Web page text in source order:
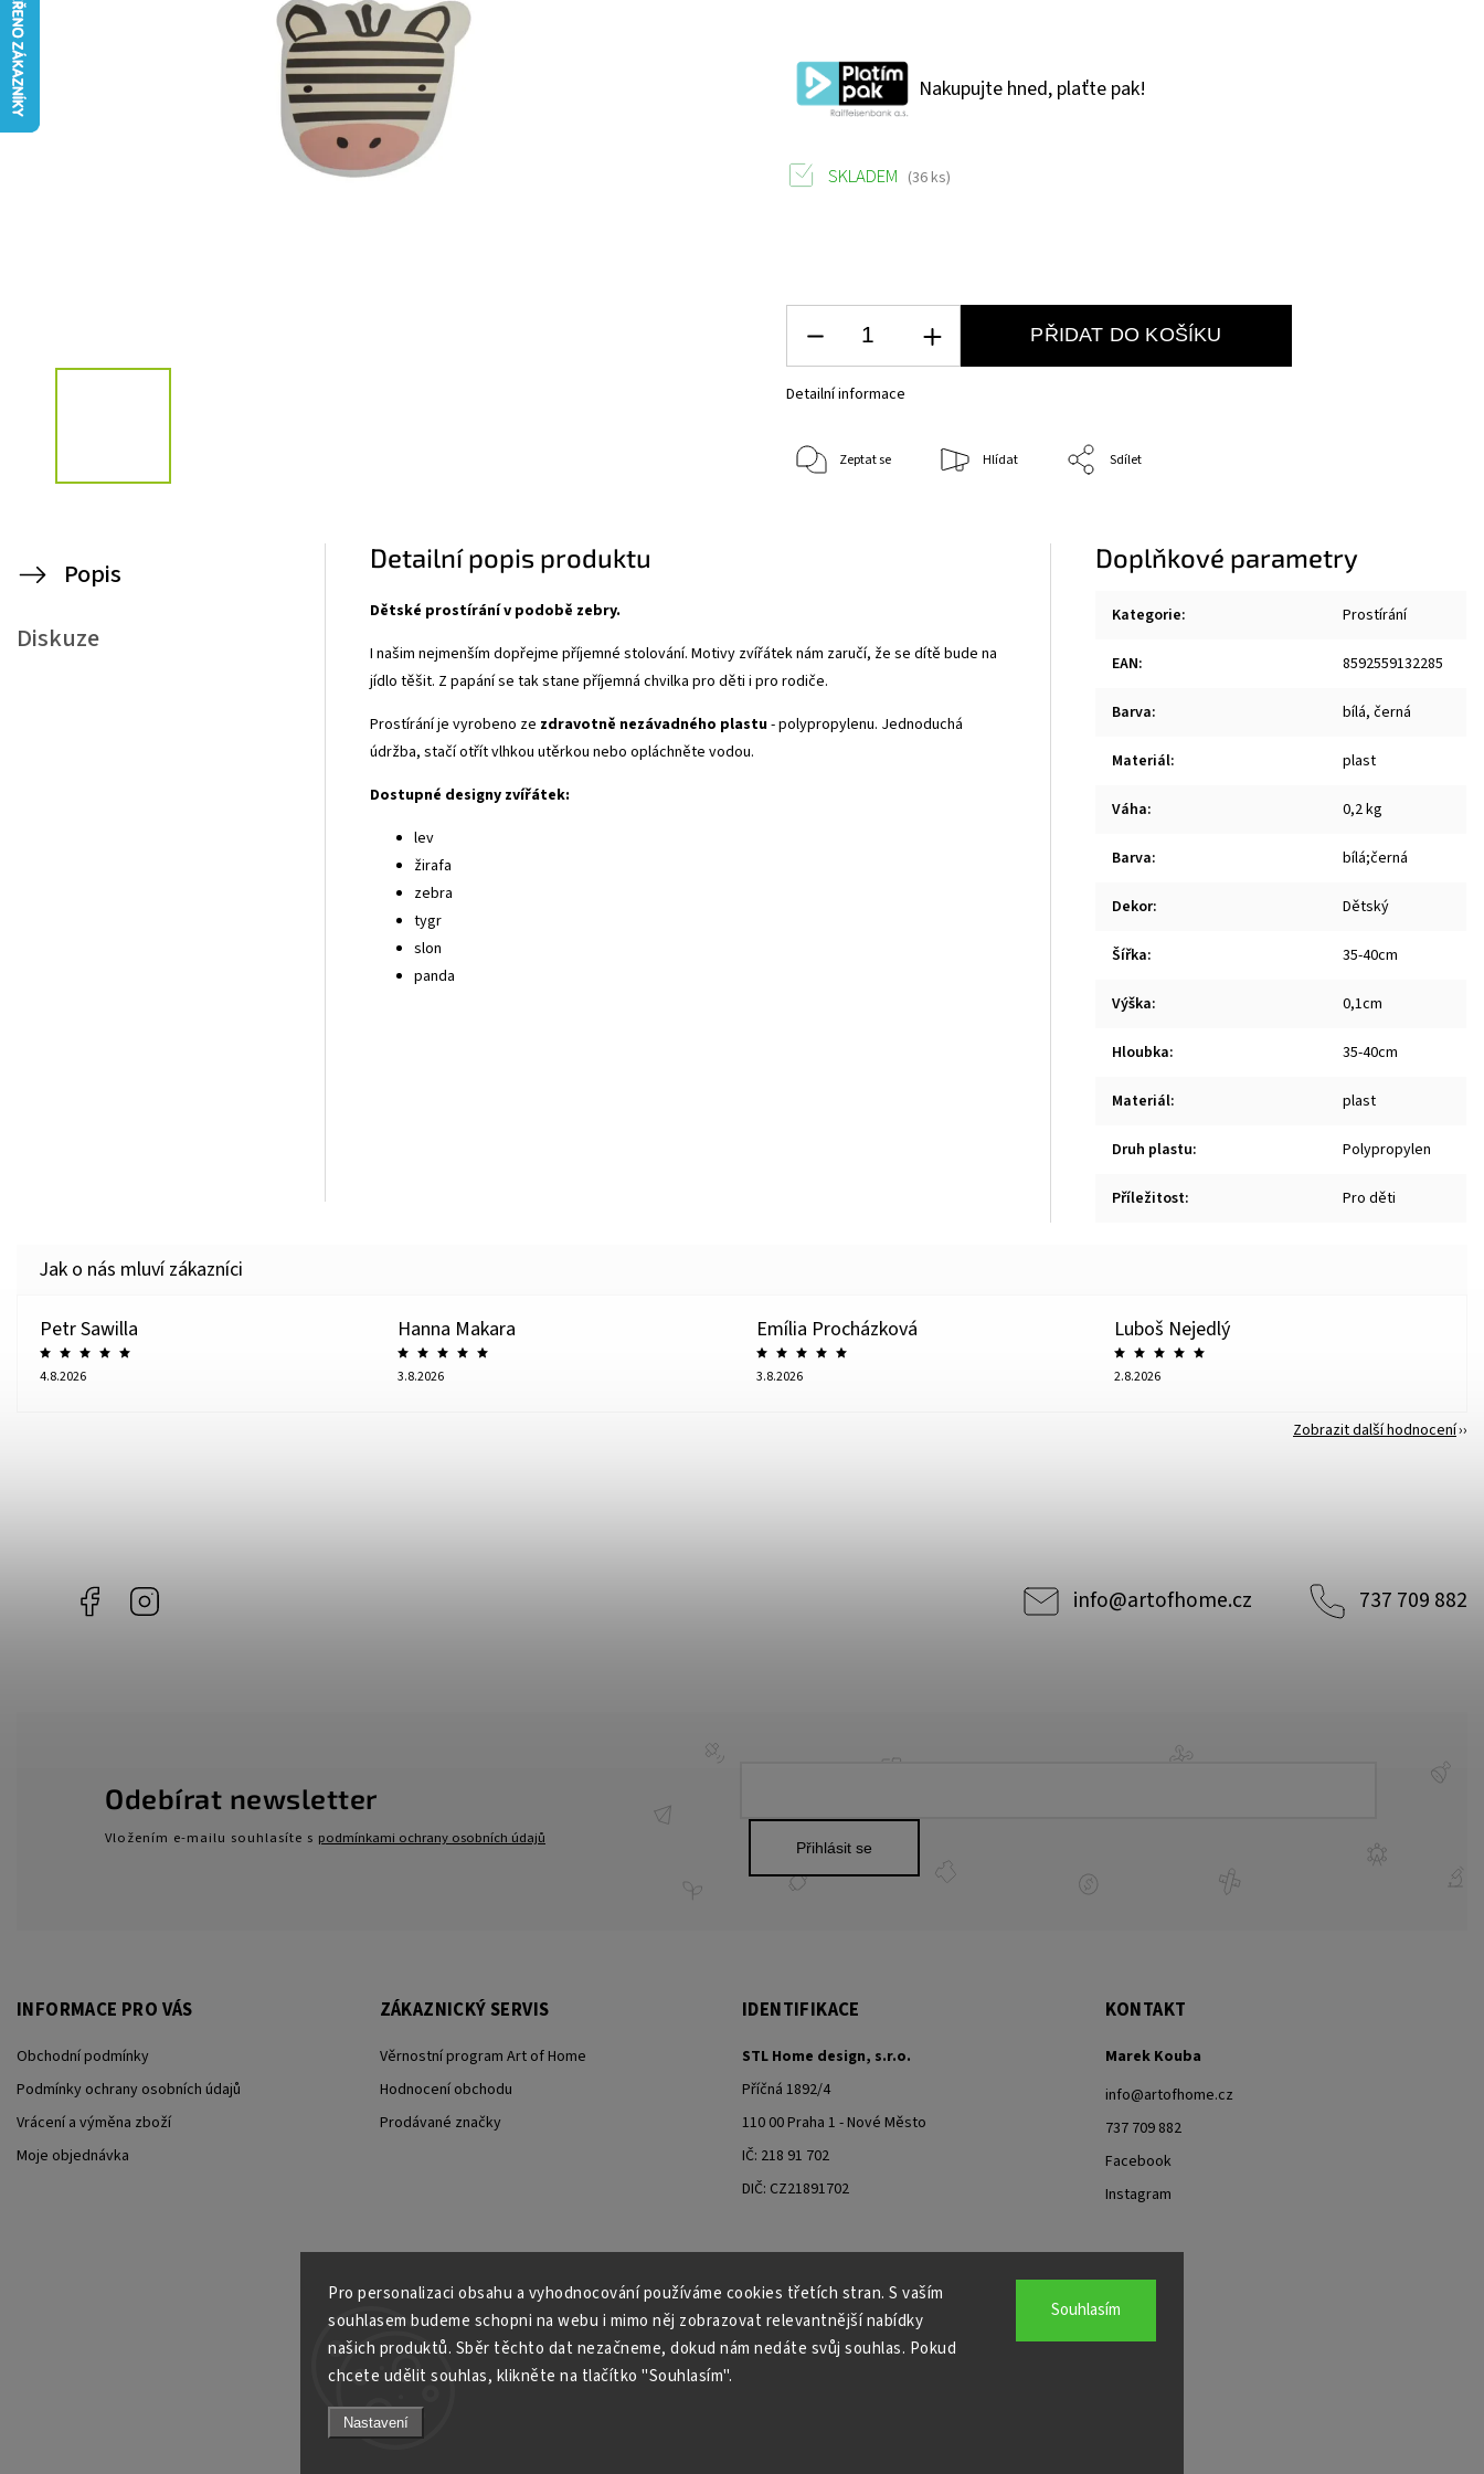
Pro personalizaci obsahu a vyhodnocování používáme cookies třetích stran. S vaším
souhlasem budeme schopni na webu i mimo něj zobrazovat relevantnější nabídky
našich produktů. Sběr těchto dat nezačneme, dokud nám nedáte svůj souhlas. Pokud
chcete udělit souhlas, klikněte na tlačítko "Souhlasím".
Nastavení
Souhlasím
Nakupujte hned, plaťte pak!
SKLADEM (36 ks)
PŘIDAT DO KOŠÍKU
Detailní informace
Zeptat se Hlídat Sdílet
Popis
Diskuze
Detailní popis produktu
Dětské prostírání v podobě zebry.
I našim nejmenším dopřejme příjemné stolování. Motivy zvířátek nám zaručí, že se dítě bude na
jídlo těšit. Z papání se tak stane příjemná chvilka pro děti i pro rodiče.
Prostírání je vyrobeno ze zdravotně nezávadného plastu- polypropylenu. Jednoduchá
údržba, stačí otřít vlhkou utěrkou nebo opláchněte vodou.
Dostupné designy zvířátek:
lev
žirafa
zebra
tygr
slon
panda
Doplňkové parametry
Kategorie: Prostírání
EAN: 8592559132285
Barva: bílá, černá
Materiál: plast
Váha: 0,2 kg
Barva: bílá;černá
Dekor: Dětský
Šířka: 35-40cm
Výška: 0,1cm
Hloubka: 35-40cm
Materiál: plast
Druh plastu: Polypropylen
Příležitost: Pro děti
Petr Sawilla
4.8.2026
Hanna Makara
3.8.2026
Emília Procházková
3.8.2026
Luboš Nejedlý
2.8.2026
Zobrazit další hodnocení
Facebook info@artofhome.cz 737 709 882
Odebírat newsletter
Vložením e-mailu souhlasíte s podmínkami ochrany osobních údajů
Přihlásit se
INFORMACE PRO VÁS
Obchodní podmínky
Podmínky ochrany osobních údajů
Vrácení a výměna zboží
Moje objednávka
ZÁKAZNICKÝ SERVIS
Věrnostní program Art of Home
Hodnocení obchodu
Prodávané značky
IDENTIFIKACE
STL Home design, s.r.o.
Příčná 1892/4
110 00 Praha 1 - Nové Město
IČ: 218 91 702
DIČ: CZ21891702
KONTAKT
Marek Kouba
info@artofhome.cz
737 709 882
Facebook
Instagram
Moje objednávka - odstoupení od smlouvy